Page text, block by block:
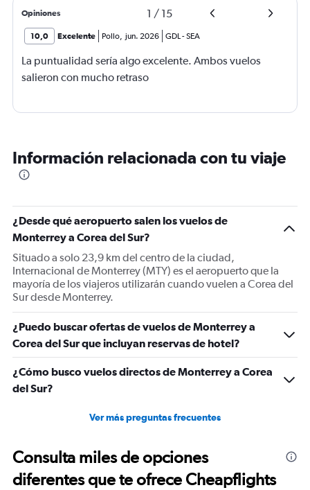
Opiniones 1 / 15
10,0 Excelente Pollo, jun. 2026 GDL-SEA
La puntualidad sería algo excelente. Ambos vuelos
salieron con mucho retraso
Información relacionada con tu viaje
¿Desde qué aeropuerto salen los vuelos de
Monterrey a Corea del Sur?
Situado a solo 23,9 km del centro de la ciudad,
Internacional de Monterrey (MTY) es el aeropuerto que la
mayoría de los viajeros utilizarán cuando vuelen a Corea del
Sur desde Monterrey.
¿Puedo buscar ofertas de vuelos de Monterrey a
Corea del Sur que incluyan reservas de hotel?
¿Cómo busco vuelos directos de Monterrey a Corea
del Sur?
Ver más preguntas frecuentes
Consulta miles de opciones
diferentes que te ofrece Cheapflights